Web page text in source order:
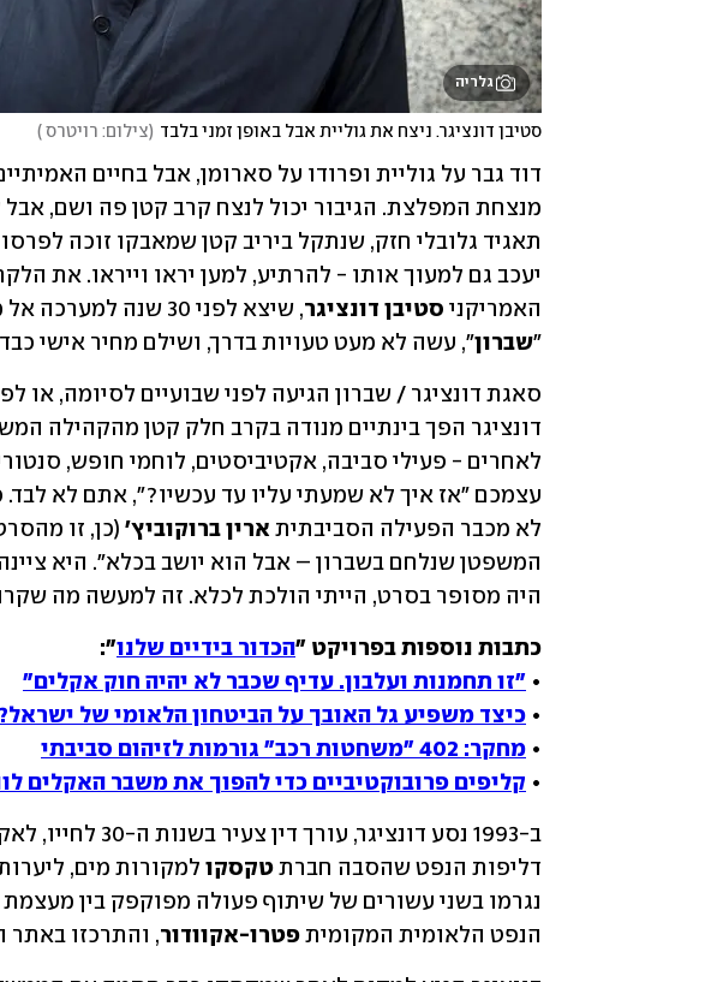
גלריה
סטיבן דונציגר. ניצח את גוליית אבל באופן זמני בלבד (צילום: רויטרס )
האמריקני סטיבן דונציגר
"שברון", עשה לא מעט טעויות בדרך, ושילם מחיר אישי כבד
עצמכם "אז איך לא שמעתי עליו עד עכשיו?", אתם לא לבד.
לא מכבר הפעילה הסביבתית ארין ברוקוביץ'
המשפטן שנלחם בשברון – אבל הוא יושב בכלא". היא
היה מסופר בסרט, הייתי הולכת לכלא. זה למעשה מה שקרה
כתבות נוספות בפרויקט "הכדור בידיים שלנו
• "זו תחמנות ועלבון. עדיף שכבר לא יהיה חוק אקלים"
• כיצד משפיע גל האובך על הביטחון הלאומי של ישראל?
• מחקר: 402 "משחטות רכב" גורמות לזיהום סביבתי
• קליפים פרובוקטיביים כדי להפוך את משבר האקלים
דליפות הנפט שהסבה חברת טקסקו
הנפט הלאומית המקומית פטרו-אקוודור, והתרכזו באתר